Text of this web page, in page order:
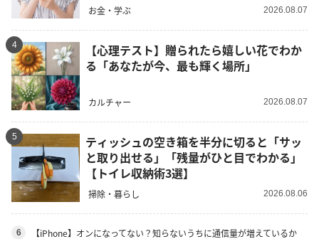
お金・学ぶ 2026.08.07
4
【心理テスト】贈られたら嬉しい花でわか
る「あなたが今、最も輝く場所」
カルチャー 2026.08.07
5
ティッシュの空き箱を半分に切ると「サッ
と取り出せる」「残量がひと目でわかる」
【トイレ収納術3選】
掃除・暮らし 2026.08.06
6
【iPhone】オンになってない？知らないうちに通信量が増えているか